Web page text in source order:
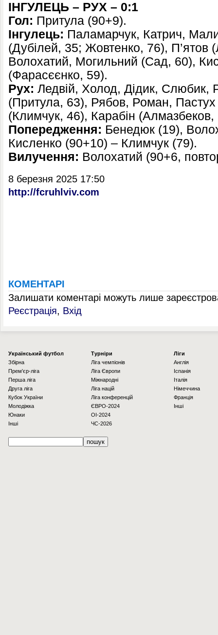
ІНГУЛЕЦЬ – РУХ – 0:1
Гол: Притула (90+9).
Інгулець: Паламарчук, Катрич,
(Дубілей, 35; Жовтенко, 76), П’ятов
Волохатий, Могильний (Сад, 60),
(Фарасєєнко, 59).
Рух: Ледвій, Холод, Дідик, Слюбик,
(Притула, 63), Рябов, Роман,
(Климчук, 46), Карабін (Алмазбеков,
Попередження: Бенедюк (19),
Кисленко (90+10) – Климчук (79).
Вилучення: Волохатий (90+6,
8 березня 2025 17:50
http://fcruhlviv.com
КОМЕНТАРІ
Залишати коментарі можуть лише
Реєстрація, Вхід
Українcький футбол
Збірна
Прем'єр-ліга
Перша ліга
Друга ліга
Кубок України
Молодіжка
Юнаки
Інші
Турніри
Ліга чемпіонів
Ліга Європи
Міжнародні
Ліга націй
Ліга конференцій
ЄВРО-2024
OI-2024
ЧС-2026
Ліги
Англія
Іспанія
Італія
Німеччина
Франція
Інші